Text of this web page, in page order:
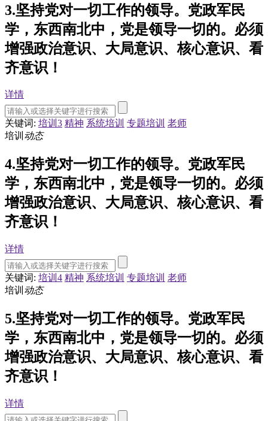
3.坚持党对一切工作的领导。党政军民
学，东西南北中，党是领导一切的。必须
增强政治意识、大局意识、核心意识、看
齐意识！
详情
关键词: 培训3 精神 系统培训 专题培训 老师
培训 动态
4.坚持党对一切工作的领导。党政军民
学，东西南北中，党是领导一切的。必须
增强政治意识、大局意识、核心意识、看
齐意识！
详情
关键词: 培训4 精神 系统培训 专题培训 老师
培训 动态
5.坚持党对一切工作的领导。党政军民
学，东西南北中，党是领导一切的。必须
增强政治意识、大局意识、核心意识、看
齐意识！
详情